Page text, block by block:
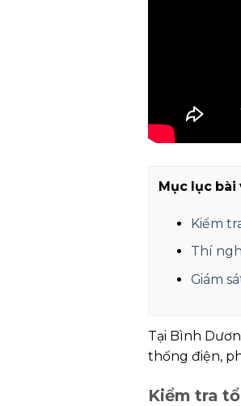
Mục lục bài
Kiểm
Thí
Giám
Tại Bình
thống điện,
Kiểm tra